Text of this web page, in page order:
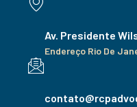
Av. Presidente
Endereço Rio De